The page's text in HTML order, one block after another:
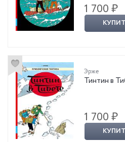
1 700 ₽
Эрже
Тинтин в
1 700 ₽